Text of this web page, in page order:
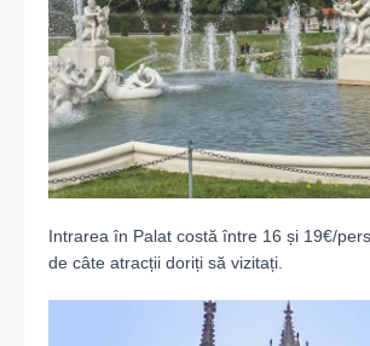
Intrarea în Palat costă între 16 și 19€/
de câte atracții doriți să vizitați.